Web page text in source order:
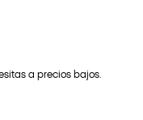
a precios bajos.